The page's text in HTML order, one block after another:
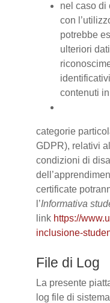
nel caso di
con
potrebbe
ulteriori
contenuti
categorie
GDPR), relativi
condizioni di
certificate
l’Informativa
link https://
inclusione-
File di Log
La presente
log file di